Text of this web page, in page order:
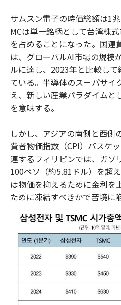
サムスン電子の時価総額は1
MCは単一銘柄として台湾株
を占めることになった。国連
は、グローバルAI市場の規模
ルに達し、2023年と比較し
ている。半導体のスーパサイ
え、新しい産業パラダイムと
を意味する。
しかし、アジアの南側と西側
費者物価指数（CPI）バスケ
連するフィリピンでは、ガソ
100ペソ（約5.81ドル）を超
は物価を抑えるために金利を
ために凍結すべきかで苦境に